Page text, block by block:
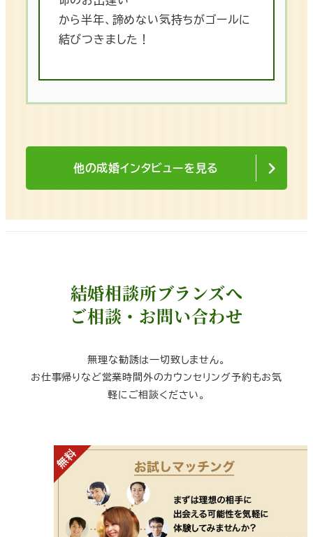
から半年、諦めない気持ちがゴールに
結びつきました！
他の成婚インタビューを見る
結婚相談所ブランズへ
ご相談・お問い合わせ
無理な勧誘は一切致しません。
お仕事帰りなど営業時間外のカウンセリング予約もお気
軽にご相談ください。